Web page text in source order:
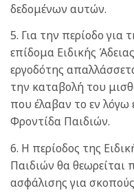
δεδομένων αυτών.
5. Για την περίοδο για
επίδομα Ειδικής
εργοδότης
την καταβολή του
που έλαβαν το εν λόγω
Φροντίδα Παιδιών.
6. Η περίοδος της
Παιδιών θα θεωρείται
ασφάλισης για